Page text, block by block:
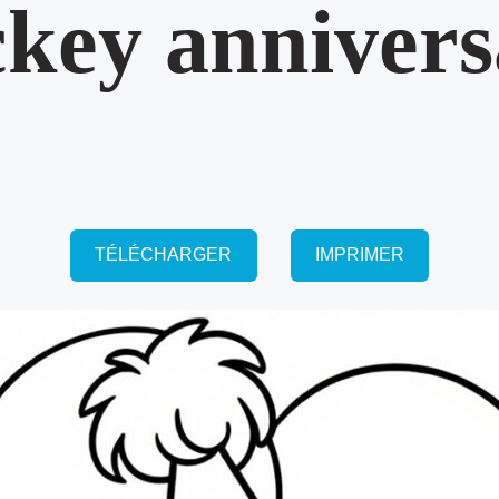
TÉLÉCHARGER IMPRIMER